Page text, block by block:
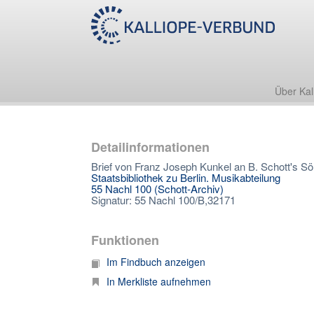
Über
Detailinformationen
Brief von Franz Joseph Kunkel an B. Schott's
Staatsbibliothek zu Berlin. Musikabteilung
55 Nachl 100 (Schott-Archiv)
Signatur: 55 Nachl 100/B,32171
Funktionen
Im Findbuch anzeigen
In Merkliste aufnehmen